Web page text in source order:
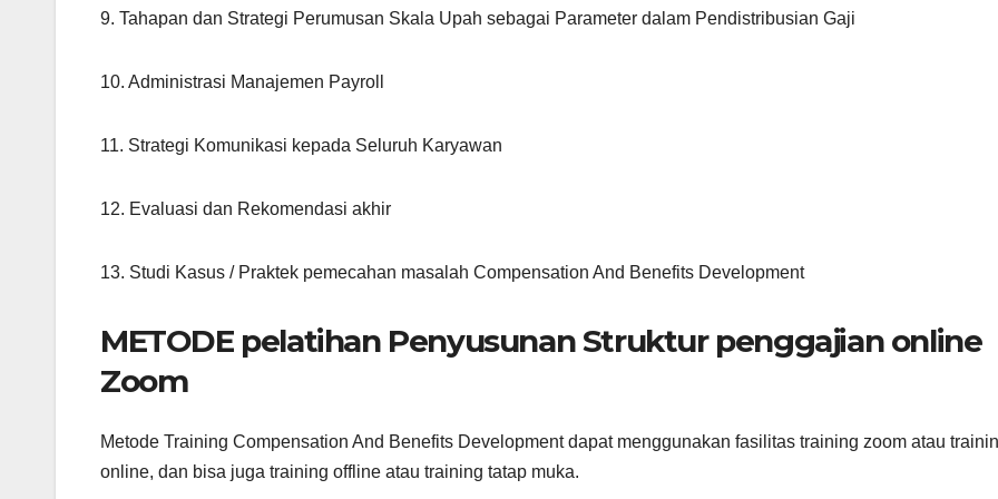
9. Tahapan dan Strategi Perumusan Skala Upah sebagai Parameter dalam Pendistribusian Gaji
10. Administrasi Manajemen Payroll
11. Strategi Komunikasi kepada Seluruh Karyawan
12. Evaluasi dan Rekomendasi akhir
13. Studi Kasus / Praktek pemecahan masalah Compensation And Benefits Development
METODE pelatihan Penyusunan Struktur penggajian online
Zoom
Metode Training Compensation And Benefits Development dapat menggunakan fasilitas training zoom atau
online, dan bisa juga training offline atau training tatap muka.